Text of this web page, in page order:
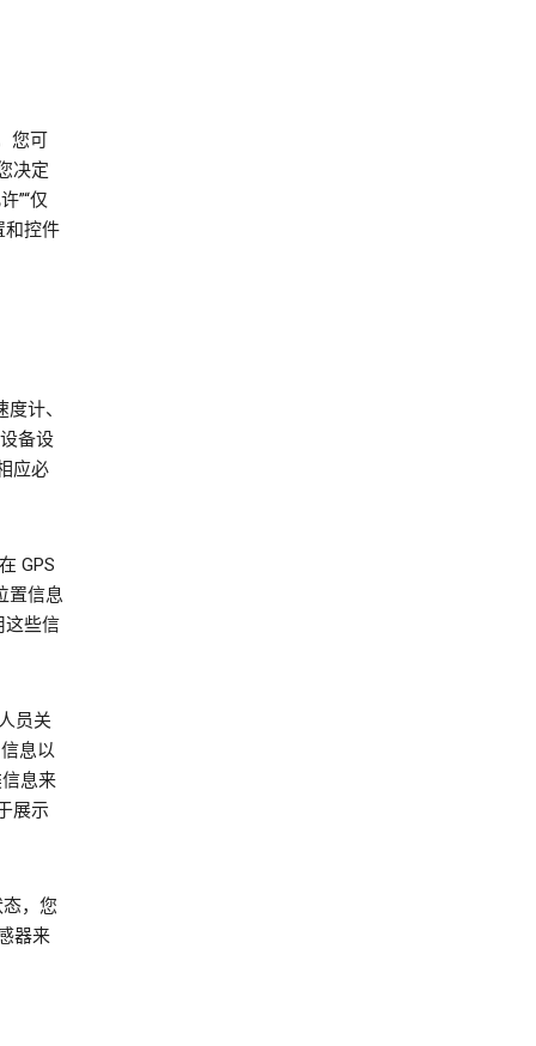
您可
决定
”“仅
和控件
计、
备设
应必
GPS
置信息
这些信
员关
息以
息来
展示
，您
器来